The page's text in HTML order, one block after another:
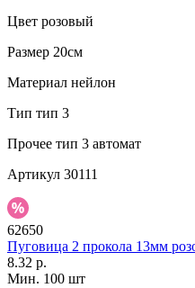
Цвет розовый
Размер 20см
Материал нейлон
Тип тип 3
Прочее тип 3 автомат
Артикул 30111
62650
Пуговица 2 прокола 13мм
8.32 р.
Мин. 100 шт